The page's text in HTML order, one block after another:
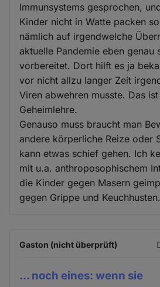
Immunsystems gesprochen,
Kinder nicht in Watte packen
nämlich auf irgendwelche
aktuelle Pandemie eben genau
vorbereitet. Dort hilft es ja
vor nicht allzu langer Zeit
Viren abwehren musste. Das
Geheimlehre.
Genauso muss braucht man
andere körperliche Reize oder
kann etwas schief gehen. Ich
mit u.a. anthroposophischem
die Kinder gegen Masern
gegen Grippe und Keuchhusten.
Gaston (nicht überprüft)
... noch eines: wenn sie